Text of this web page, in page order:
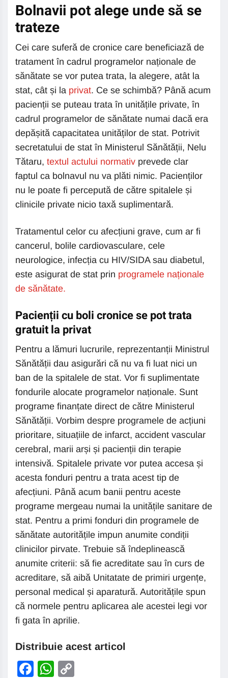
Bolnavii pot alege unde să se
trateze
Cei care suferă de cronice care beneficiază de
tratament în cadrul programelor naționale de
sănătate se vor putea trata, la alegere, atât la
stat, cât și la privat. Ce se schimbă? Până acum
pacienții se puteau trata în unitățile private, în
cadrul programelor de sănătate numai dacă era
depășită capacitatea unităților de stat. Potrivit
secretatului de stat în Ministerul Sănătății, Nelu
Tătaru, textul actului normativ prevede clar
faptul ca bolnavul nu va plăti nimic. Pacienților
nu le poate fi percepută de către spitalele și
clinicile private nicio taxă suplimentară.
Tratamentul celor cu afecțiuni grave, cum ar fi
cancerul, bolile cardiovasculare, cele
neurologice, infecția cu HIV/SIDA sau diabetul,
este asigurat de stat prin programele naționale
de sănătate.
Pacienții cu boli cronice se pot trata
gratuit la privat
Pentru a lămuri lucrurile, reprezentanții Ministrul
Sănătății dau asigurări că nu va fi luat nici un
ban de la spitalele de stat. Vor fi suplimentate
fondurile alocate programelor naționale. Sunt
programe finanțate direct de către Ministerul
Sănătății. Vorbim despre programele de acțiuni
prioritare, situațiile de infarct, accident vascular
cerebral, marii arși și pacienții din terapie
intensivă. Spitalele private vor putea accesa și
acesta fonduri pentru a trata acest tip de
afecțiuni. Până acum banii pentru aceste
programe mergeau numai la unitățile sanitare de
stat. Pentru a primi fonduri din programele de
sănătate autoritățile impun anumite condiții
clinicilor pirvate. Trebuie să îndeplinească
anumite criterii: să fie acreditate sau în curs de
acreditare, să aibă Unitatate de primiri urgențe,
personal medical și aparatură. Autoritățile spun
că normele pentru aplicarea ale acestei legi vor
fi gata în aprilie.
Distribuie acest articol
Facebook
WhatsApp